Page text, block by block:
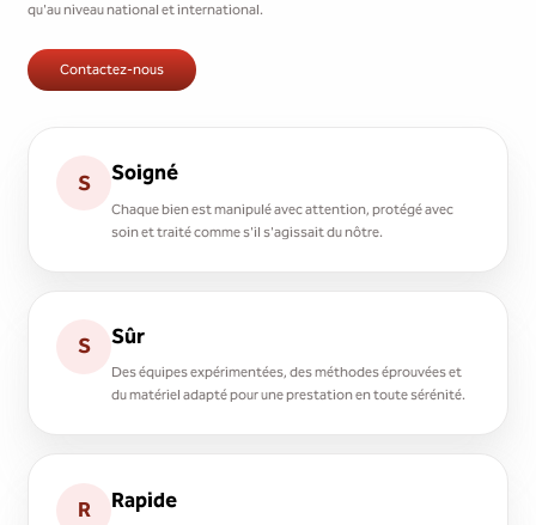
qu'au niveau national et international.
Contactez-nous
S Soigné
Chaque bien est manipulé avec attention, protégé avec
soin et traité comme s'il s'agissait du nôtre.
S Sûr
Des équipes expérimentées, des méthodes éprouvées et
du matériel adapté pour une prestation en toute sérénité.
R Rapide